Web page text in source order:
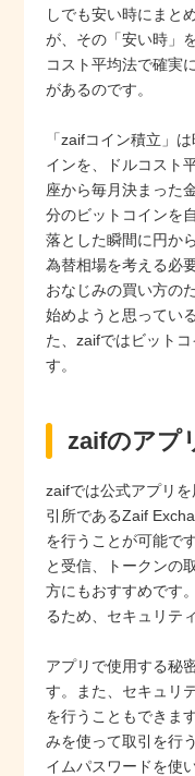
しでも安い時にまと
が、その「安い時」
コスト平均法で確実
があるのです。
「zaifコイン積立」
インを、ドルコスト
座から毎月決まった
分のビットコインを
落とした瞬間に円か
為替相場を考える必
おなじみの買い方の
始めようと思ってい
た、zaifではビット
す。
zaifのアプ
zaifでは公式アプリ
引所であるZaif
を行うことが可能で
と受信、トークンの
方にもおすすめです
るため、セキュリテ
アプリで使用する秘
す。また、セキュリ
を行うこともできま
みを使って取引を行
イムパスワードを使